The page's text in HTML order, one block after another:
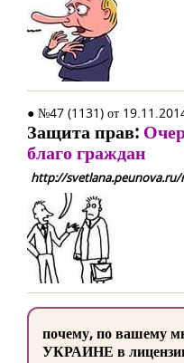
● №47 (1131) от
Защита прав:
благо граждан
http://
почему, по вашему
УКРАИНЕ в лицензии